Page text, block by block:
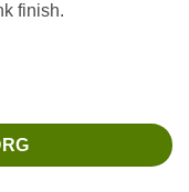
finish.